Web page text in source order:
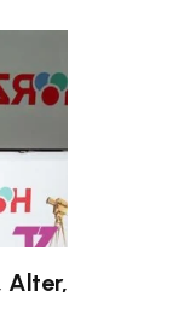
Alter,